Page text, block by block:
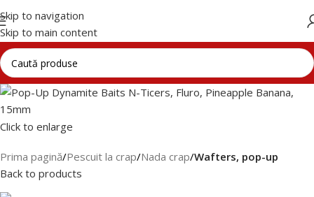
Skip to navigation
Skip to main content
Click to enlarge
Prima pagină Pescuit la crap Nada crap Wafters, pop-up
Back to products